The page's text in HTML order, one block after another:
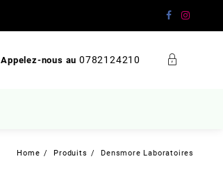
Appelez-nous au 0782124210
Home Produits Densmore Laboratoires